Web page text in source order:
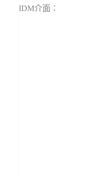
IDM介面：